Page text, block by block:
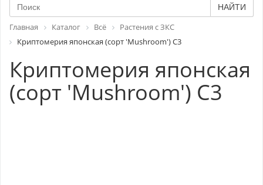
НАЙТИ
Главная Каталог Всё
Растения с ЗКС
Криптомерия японская (сорт 'Mushroom') C3
Криптомерия японская
(сорт 'Mushroom') C3